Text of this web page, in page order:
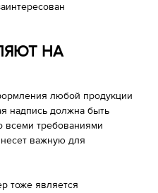
НА
любой продукции
надпись должна быть
всеми требованиями
несет важную для
тоже является